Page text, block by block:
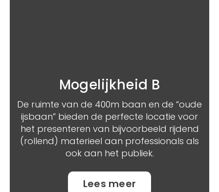
Mogelijkheid B
De ruimte van de 400m baan en de “oude
ijsbaan” bieden de perfecte locatie voor
het presenteren van bijvoorbeeld rijdend
(rollend) materieel aan professionals als
ook aan het publiek.
Lees meer